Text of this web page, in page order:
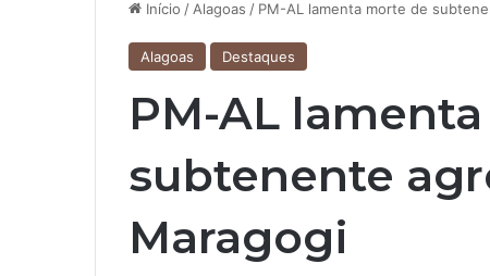
Início / Alagoas / PM-AL lamenta morte de
Alagoas Destaques
PM-AL
subtenente
Maragogi